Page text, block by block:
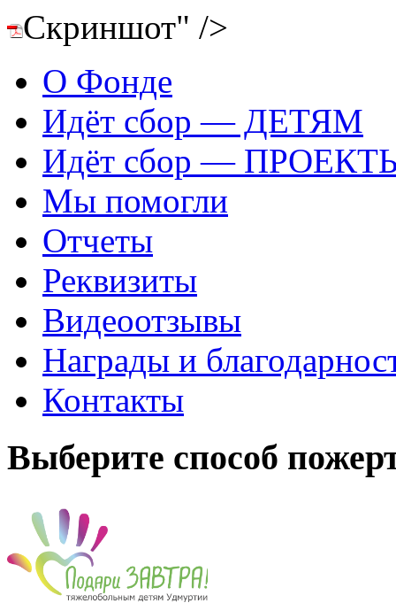
Скриншот" />
О Фонде
Идёт сбор — ДЕТЯМ
Идёт сбор —
Мы помогли
Отчеты
Реквизиты
Видеоотзывы
Награды и
Контакты
Выберите способ